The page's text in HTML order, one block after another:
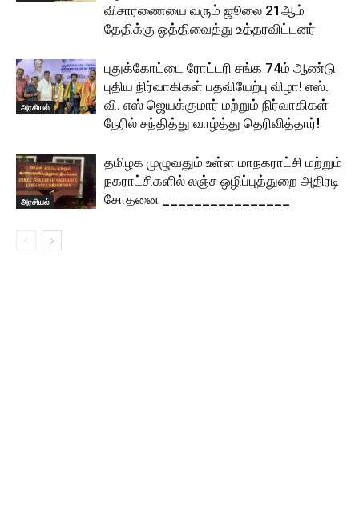
விசாரணையை வரும் ஜூலை 21ஆம்
தேதிக்கு ஒத்திவைத்து உத்தரவிட்டனர்
அரசியல்
புதுக்கோட்டை ரோட்டரி சங்க 74ம் ஆண்டு
புதிய நிர்வாகிகள் பதவியேற்பு விழா! எஸ்.
வி. எஸ் ஜெயக்குமார் மற்றும் நிர்வாகிகள்
நேரில் சந்தித்து வாழ்த்து தெரிவித்தார்!
அரசியல்
தமிழக முழுவதும் உள்ள மாநகராட்சி மற்றும்
நகராட்சிகளில் லஞ்ச ஒழிப்புத்துறை அதிரடி
சோதனை ________________